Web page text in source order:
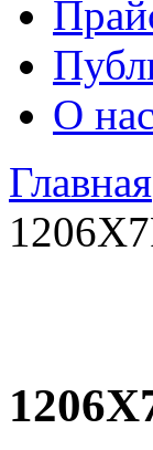
О нас
Главная